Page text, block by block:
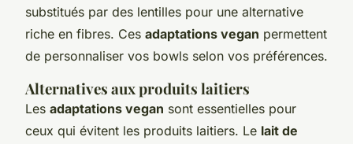
substitués par des lentilles pour une alternative
riche en fibres. Ces adaptations vegan permettent
de personnaliser vos bowls selon vos préférences.
Alternatives aux produits laitiers
Les adaptations vegan sont essentielles pour
ceux qui évitent les produits laitiers. Le lait de